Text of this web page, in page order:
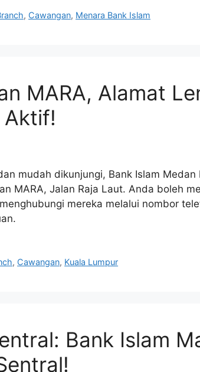
, Cawangan, Menara Bank Islam
MARA, Alamat
Aktif!
mudah dikunjungi, Bank Islam Medan
MARA, Jalan Raja Laut. Anda boleh
mereka melalui nombor
, Cawangan, Kuala Lumpur
Bank Islam